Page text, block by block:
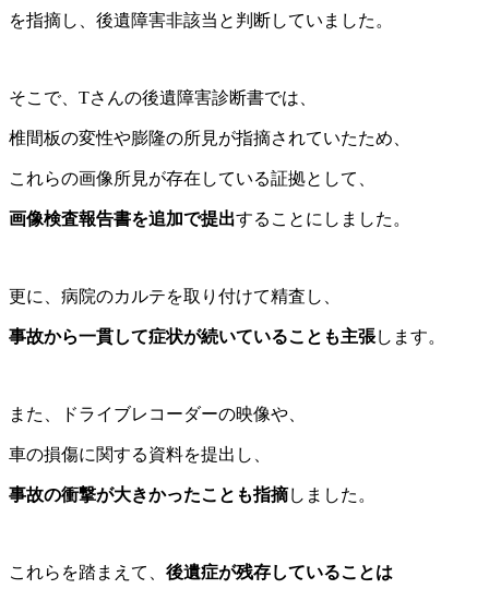
を指摘し、後遺障害非該当と判断していました。
そこで、Tさんの後遺障害診断書では、
椎間板の変性や膨隆の所見が指摘されていたため、
これらの画像所見が存在している証拠として、
画像検査報告書を追加で提出することにしました。
更に、病院のカルテを取り付けて精査し、
事故から一貫して症状が続いていることも主張します。
また、ドライブレコーダーの映像や、
車の損傷に関する資料を提出し、
事故の衝撃が大きかったことも指摘しました。
これらを踏まえて、 後遺症が残存していることは